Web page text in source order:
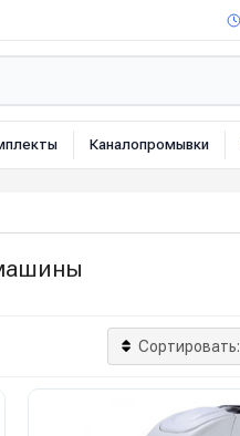
Каналопромывки
Сортировать: